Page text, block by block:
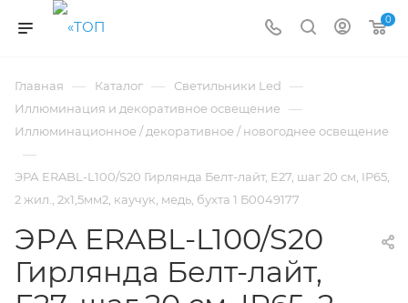
0
Главная — Каталог — Светильники Led —
Иллюминация и декоративное освещение —
Иллюминационное / декоративное / новогоднее освещение
—
ЭРА ERABL-L100/S20 Гирлянда Белт-лайт, Е27, шаг 20 см, IP65,
2 жил., 2х1,5мм2, каучук, медь, бухта 1 Б0049177
ЭРА ERABL-L100/S20
Гирлянда Белт-лайт,